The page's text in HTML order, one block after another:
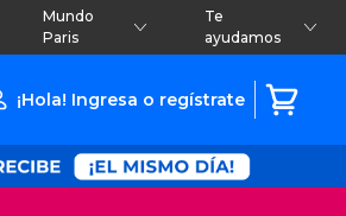
Mundo
Paris
Te
ayudamos
¡Hola! Ingresa o regístrate